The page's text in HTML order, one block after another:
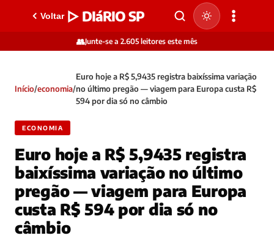
Voltar ▷ DIáRIO SP
👥Junte-se a 2.605 leitores este mês
Início/economia/
Euro hoje a R$ 5,9435 registra baixíssima variação
no último pregão — viagem para Europa custa R$
594 por dia só no câmbio
ECONOMIA
Euro hoje a R$ 5,9435 registra
baixíssima variação no último
pregão — viagem para Europa
custa R$ 594 por dia só no
câmbio